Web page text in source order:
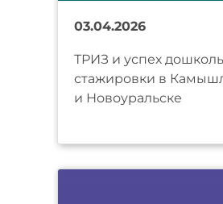
03.04.2026
ТРИЗ и успех
стажировки в
и Новоуральске